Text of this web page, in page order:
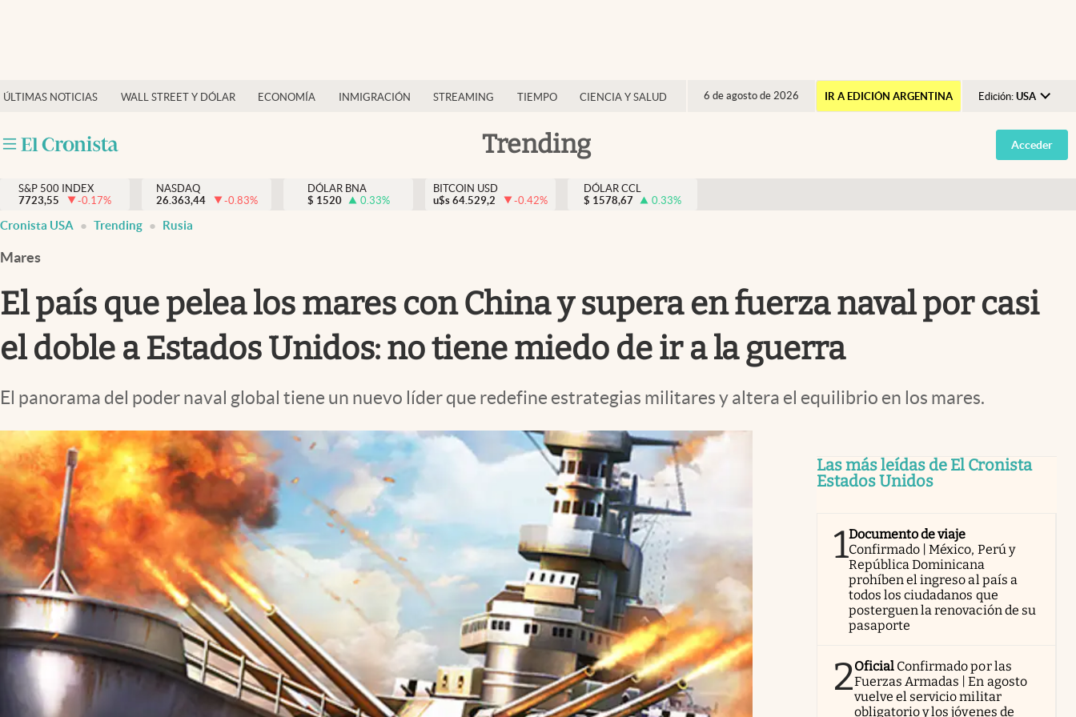
ÚLTIMAS NOTICIAS WALL STREET Y DÓLAR ECONOMÍA INMIGRACIÓN STREAMING TIEMPO CIENCIA Y SALUD 6 de agosto de 2026 IR A EDICIÓN ARGENTINA Edición: USA
Argentina
España
Trending
Finanzas y economía
Inmigración
Trending
Streaming
PC y mobile
Acceder
S&P 500 INDEX
7723,55
-0.17%
NASDAQ
26.363,44
-0.83%
DÓLAR BNA
$ 1520 0.33%
BITCOIN USD
u$s 64.529,2 -0.42%
DÓLAR CCL
$ 1578,67 0.33%
Cronista USA Trending Rusia
Mares
El país que pelea los mares con China y supera en fuerza naval por casi
el doble a Estados Unidos: no tiene miedo de ir a la guerra
El panorama del poder naval global tiene un nuevo líder que redefine estrategias militares y altera el equilibrio en los mares.
Las más leídas de El Cronista
Estados Unidos
1Documento de viaje
Confirmado | México, Perú y
República Dominicana
prohíben el ingreso al país a
todos los ciudadanos que
posterguen la renovación de su
pasaporte
2Oficial Confirmado por las
Fuerzas Armadas | En agosto
vuelve el servicio militar
obligatorio y los jóvenes de